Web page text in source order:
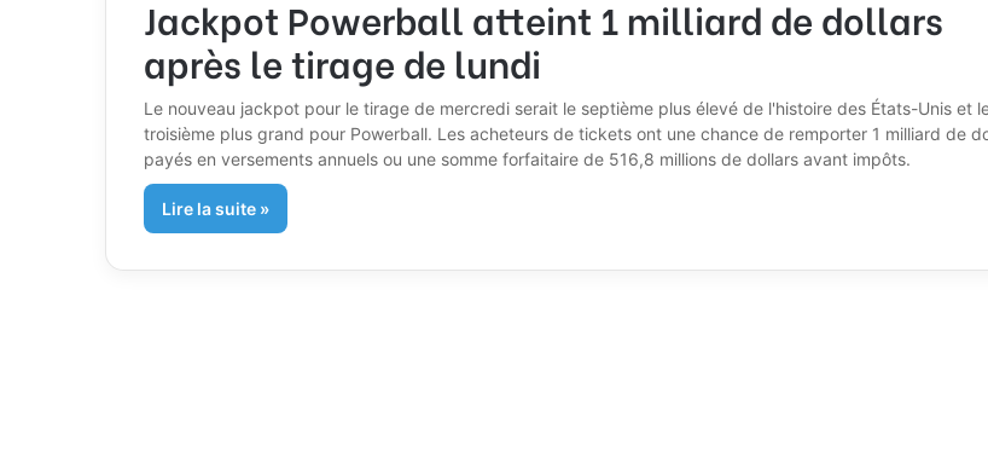
Jackpot Powerball atteint 1 milliard de dollars
après le tirage de lundi
Le nouveau jackpot pour le tirage de mercredi serait le septième plus élevé de l'histoire des États-Unis et
troisième plus grand pour Powerball. Les acheteurs de tickets ont une chance de remporter 1 milliard de
payés en versements annuels ou une somme forfaitaire de 516,8 millions de dollars avant impôts.
Lire la suite »